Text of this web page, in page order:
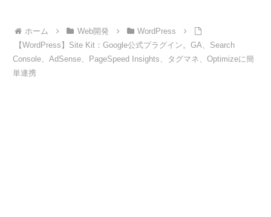
ホーム Web開発
WordPress
【WordPress】Site Kit：Google公式プラグイン。GA、Search
Console、AdSense、PageSpeed Insights、タグマネ、Optimizeに簡
単連携